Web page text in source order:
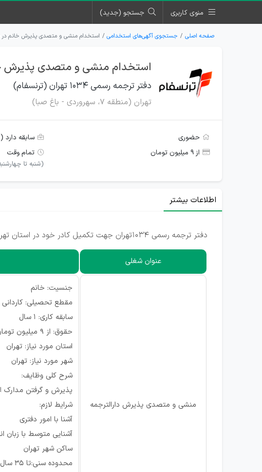
منوی کاربری جستجو (جدید)
صفحه اصلی جستجوی آگهی‌های استخدامی استخدام منشی و متصدی پذیرش خانم در دفتر ترجمه
استخدام منشی و متصدی پذیرش خانم در دفتر
دفتر ترجمه رسمی 1034 تهران (ترنسفام)
تهران (منطقه ۷، سهروردی - باغ صبا)
حضوری
سابقه دارد (۱ سال)
از ۹ میلیون تومان
تمام وقت
(شنبه تا چهارشنبه 9 تا 18 و پنجشنبه
اطلاعات بیشتر
دفتر ترجمه رسمی 1034تهران جهت تکمیل کادر خود در استان تهران، شهر تهران (منطقه سهروردی) از متقاضیان واجد شرایط دعوت به همکاری می‌کند.
عنوان شغلی
منشی و متصدی پذیرش دارالترجمه
جنسیت: خانم
مقطع تحصیلی: کاردانی
سابقه کاری: ۱ سال
حقوق: از ۹ میلیون تومان
استان مورد نیاز: تهران
شهر مورد نیاز: تهران
شرح کلی وظایف:
پذیرش و گرفتن مدارک
شرایط لازم:
آشنا با امور دفتری
آشنایی متوسط با زبان
ساکن شهر تهران
محدوده سنی:تا 35 سال